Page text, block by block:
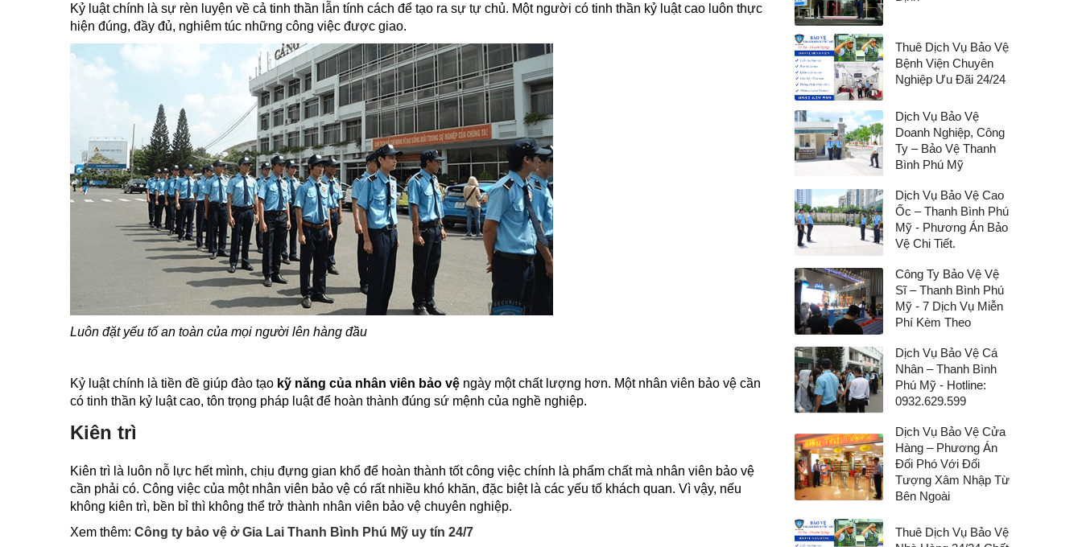
Kỷ luật chính là sự rèn luyện về cả tinh thần lẫn tính cách để tạo ra sự tự chủ. Một người có tinh thần kỷ luật cao luôn thực
hiện đúng, đầy đủ, nghiêm túc những công việc được giao.
Luôn đặt yếu tố an toàn của mọi người lên hàng đầu
Kỷ luật chính là tiền đề giúp đào tạo kỹ năng của nhân viên bảo vệ ngày một chất lượng hơn. Một nhân viên bảo vệ cần
có tinh thần kỷ luật cao, tôn trọng pháp luật để hoàn thành đúng sứ mệnh của nghề nghiệp.
Kiên trì
Kiên trì là luôn nỗ lực hết mình, chịu đựng gian khổ để hoàn thành tốt công việc chính là phẩm chất mà nhân viên bảo vệ
cần phải có. Công việc của một nhân viên bảo vệ có rất nhiều khó khăn, đặc biệt là các yếu tố khách quan. Vì vậy, nếu
không kiên trì, bền bỉ thì không thể trở thành nhân viên bảo vệ chuyên nghiệp.
Xem thêm: Công ty bảo vệ ở Gia Lai Thanh Bình Phú Mỹ uy tín 24/7
Thuê Dịch Vụ Bảo Vệ
Bệnh Viện Chuyên
Nghiệp Ưu Đãi 24/24
Dịch Vụ Bảo Vệ
Doanh Nghiệp, Công
Ty – Bảo Vệ Thanh
Bình Phú Mỹ
Dịch Vụ Bảo Vệ Cao
Ốc – Thanh Bình Phú
Mỹ - Phương Án Bảo
Vệ Chi Tiết.
Công Ty Bảo Vệ Vệ
Sĩ – Thanh Bình Phú
Mỹ - 7 Dịch Vụ Miễn
Phí Kèm Theo
Dịch Vụ Bảo Vệ Cá
Nhân – Thanh Bình
Phú Mỹ - Hotline:
0932.629.599
Dịch Vụ Bảo Vệ Cửa
Hàng – Phương Án
Đối Phó Với Đối
Tượng Xâm Nhập Từ
Bên Ngoài
Thuê Dịch Vụ Bảo Vệ